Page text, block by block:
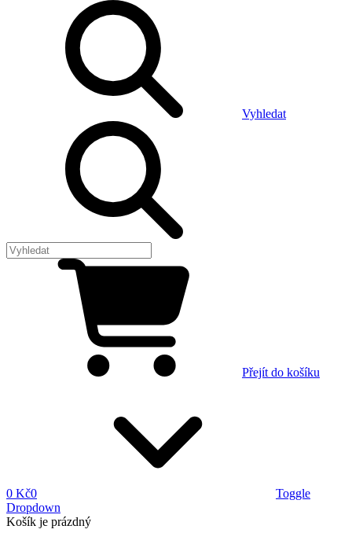
Vyhledat
Přejít do košíku
0 Kč0
Toggle
Dropdown
Košík je prázdný